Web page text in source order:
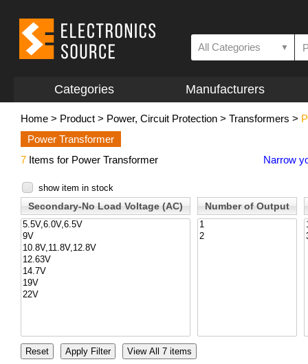
All Categories ▼
Categories Manufacturers
Home > Product > Power, Circuit Protection > Transformers >
Power Transformer
7 Items for Power Transformer Narrow
show item in stock
Secondary-No Load Voltage (AC) Number of Output